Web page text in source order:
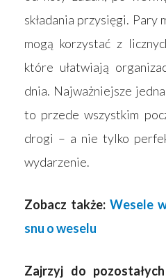
składania przysięgi. Pary
mogą korzystać z
które ułatwiają
dnia. Najważniejsze
to przede wszystkim
drogi – a nie tylko
wydarzenie.
Zobacz także: Wesele
snu o weselu
Zajrzyj do